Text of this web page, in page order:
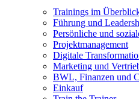
Trainings im
Führung und
Persönliche und
Projektmanagement
Digitale
Marketing und
BWL, Finanzen und
Einkauf